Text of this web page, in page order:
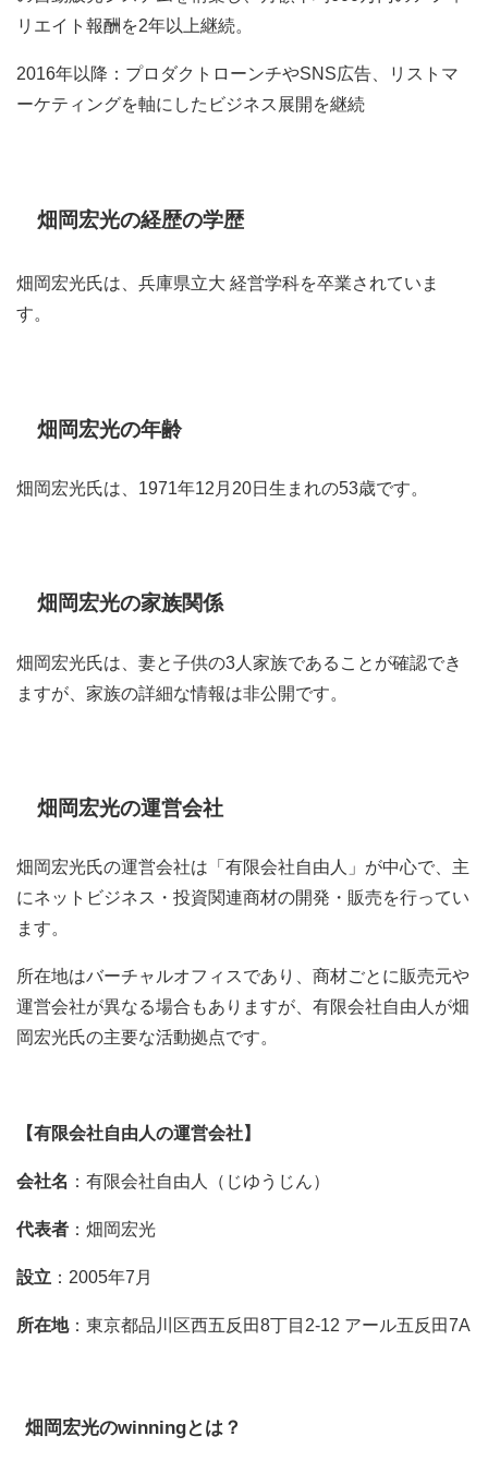
リエイト報酬を2年以上継続。
2016年以降：プロダクトローンチやSNS広告、リストマ
ーケティングを軸にしたビジネス展開を継続
畑岡宏光の経歴の学歴
畑岡宏光氏は、兵庫県立大 経営学科を卒業されていま
す。
畑岡宏光の年齢
畑岡宏光氏は、1971年12月20日生まれの53歳です。
畑岡宏光の家族関係
畑岡宏光氏は、妻と子供の3人家族であることが確認でき
ますが、家族の詳細な情報は非公開です。
畑岡宏光の運営会社
畑岡宏光氏の運営会社は「有限会社自由人」が中心で、主
にネットビジネス・投資関連商材の開発・販売を行ってい
ます。
所在地はバーチャルオフィスであり、商材ごとに販売元や
運営会社が異なる場合もありますが、有限会社自由人が畑
岡宏光氏の主要な活動拠点です。
【有限会社自由人の運営会社】
会社名 ：有限会社自由人（じゆうじん）
代表者 ：畑岡宏光
設立 ：2005年7月
所在地：東京都品川区西五反田8丁目2-12 アール五反田7A
畑岡宏光のwinningとは？